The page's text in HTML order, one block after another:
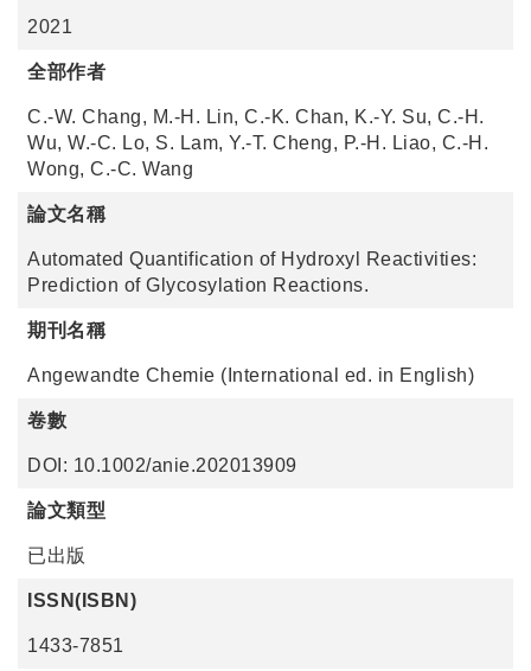
2021
全部作者
C.-W. Chang, M.-H. Lin, C.-K. Chan, K.-Y. Su, C.-H.
Wu, W.-C. Lo, S. Lam, Y.-T. Cheng, P.-H. Liao, C.-H.
Wong, C.-C. Wang
論文名稱
Automated Quantification of Hydroxyl Reactivities:
Prediction of Glycosylation Reactions.
期刊名稱
Angewandte Chemie (International ed. in English)
卷數
DOI: 10.1002/anie.202013909
論文類型
已出版
ISSN(ISBN)
1433-7851